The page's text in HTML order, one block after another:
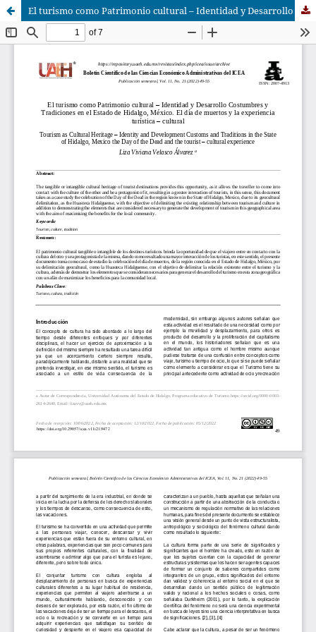
El turismo como Patrimonio cultural – Identidad y Desarrollo Costumbres y Tradiciones en el Estado de Hidalgo, México. El día de muertos y la experiencia turística – cultural